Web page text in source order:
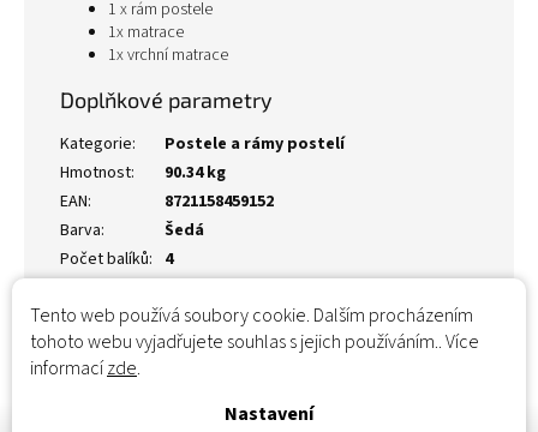
Tento web používá soubory cookie. Dalším procházením
tohoto webu vyjadřujete souhlas s jejich používáním.. Více
informacízde.
Nastavení
1 x rám postele
1x matrace
1x vrchní matrace
Doplňkové parametry
Kategorie:
Postele a rámy postelí
Hmotnost:
90.34 kg
EAN:
8721158459152
Barva:
Šedá
Počet balíků: 4